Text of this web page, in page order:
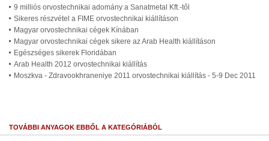
9 milliós orvostechnikai adomány a Sanatmetal Kft.-től
Sikeres részvétel a FIME orvostechnikai kiállításon
Magyar orvostechnikai cégek Kínában
Magyar orvostechnikai cégek sikere az Arab Health kiállításon
Egészséges sikerek Floridában
Arab Health 2012 orvostechnikai kiállítás
Moszkva - Zdravookhraneniye 2011 orvostechnikai kiállítás - 5-9 Dec 2011
TOVÁBBI ANYAGOK EBBŐL A KATEGÓRIÁBÓL